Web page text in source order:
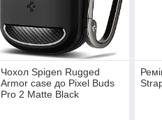
Чохол Spigen Rugged
Armor case до Pixel Buds
Pro 2 Matte Black